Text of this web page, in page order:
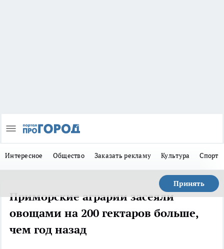
Интересное Общество Заказать рекламу Культура Спорт
Принять
Приморские аграрии засеяли
овощами на 200 гектаров больше,
чем год назад